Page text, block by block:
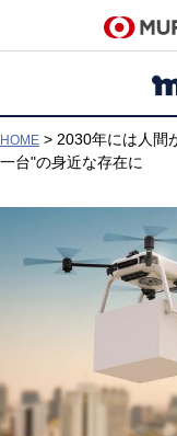
HOME > 2030年には人間
一台"の身近な存在に